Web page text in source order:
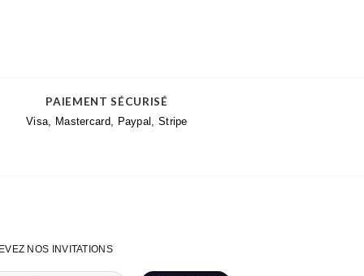
PAIEMENT SÉCURISÉ
Visa, Mastercard, Paypal, Stripe
NOS INVITATIONS